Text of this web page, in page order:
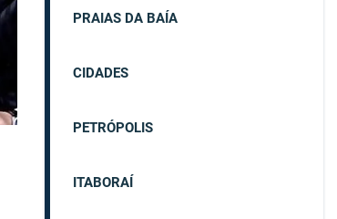
PRAIAS DA BAÍA
CIDADES
PETRÓPOLIS
ITABORAÍ